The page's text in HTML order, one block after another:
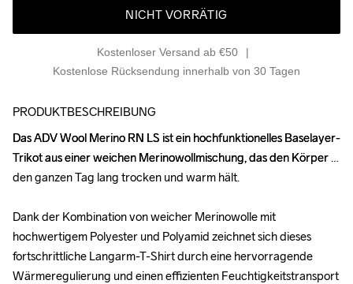
NICHT VORRÄTIG
Kostenloser Versand ab €50
Kostenlose Rücksendung innerhalb von 30 Tagen
PRODUKTBESCHREIBUNG
Das ADV Wool Merino RN LS ist ein hochfunktionelles Baselayer-
Trikot aus einer weichen Merinowollmischung, das den Körper
den ganzen Tag lang trocken und warm hält.
Dank der Kombination von weicher Merinowolle mit
hochwertigem Polyester und Polyamid zeichnet sich dieses
fortschrittliche Langarm-T-Shirt durch eine hervorragende
Wärmeregulierung und einen effizienten Feuchtigkeitstransport
Das ADV Wool Merino RN LS ist ein hochfunktionelles Baselayer-
Trikot aus einer weichen Merinowollmischung, das den Körper
den ganzen Tag lang trocken und warm hält.
Dank der Kombination von weicher Merinowolle mit
hochwertigem Polyester und Polyamid zeichnet sich dieses
fortschrittliche Langarm-T-Shirt durch eine hervorragende
Wärmeregulierung und einen effizienten Feuchtigkeitstransport